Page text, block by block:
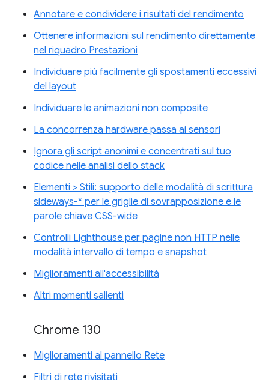
Annotare e condividere i risultati del rendimento
Ottenere informazioni sul rendimento direttamente
nel riquadro Prestazioni
Individuare più facilmente gli spostamenti eccessivi
del layout
Individuare le animazioni non composite
La concorrenza hardware passa ai sensori
Ignora gli script anonimi e concentrati sul tuo
codice nelle analisi dello stack
Elementi > Stili: supporto delle modalità di scrittura
sideways-* per le griglie di sovrapposizione e le
parole chiave CSS-wide
Controlli Lighthouse per pagine non HTTP nelle
modalità intervallo di tempo e snapshot
Miglioramenti all'accessibilità
Altri momenti salienti
Chrome 130
Miglioramenti al pannello Rete
Filtri di rete rivisitati